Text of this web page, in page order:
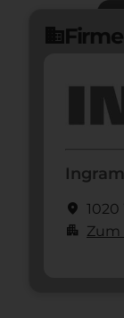
domain
location_on 1020
apartment Zum